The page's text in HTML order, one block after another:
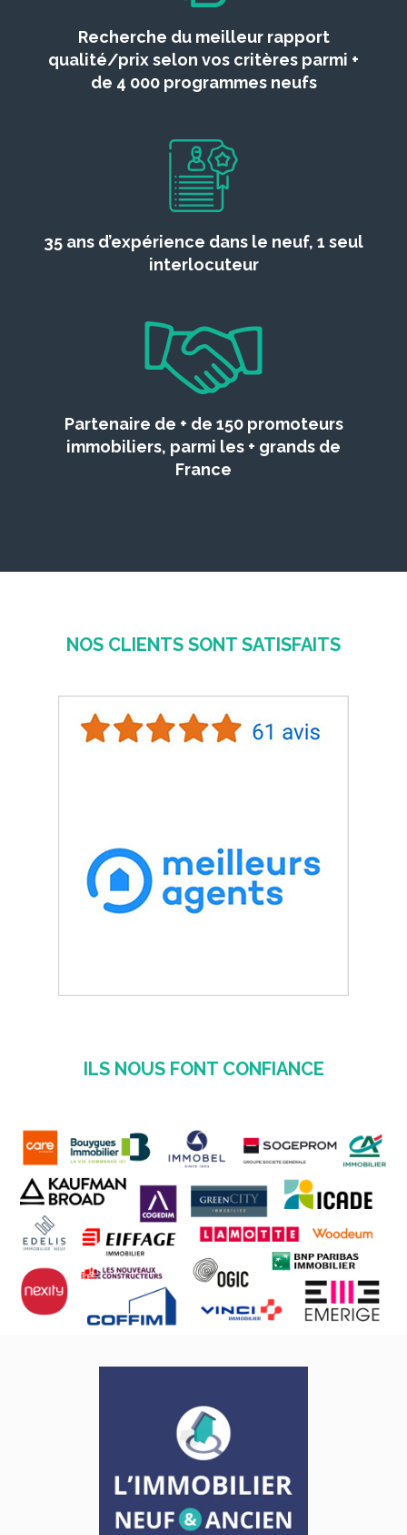
Recherche du meilleur rapport
qualité/prix selon vos critères parmi +
de 4 000 programmes neufs
35 ans d’expérience dans le neuf, 1 seul
interlocuteur
Partenaire de + de 150 promoteurs
immobiliers, parmi les + grands de
France
NOS CLIENTS SONT SATISFAITS
ILS NOUS FONT CONFIANCE